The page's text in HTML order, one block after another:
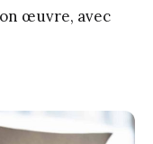
œuvre, avec